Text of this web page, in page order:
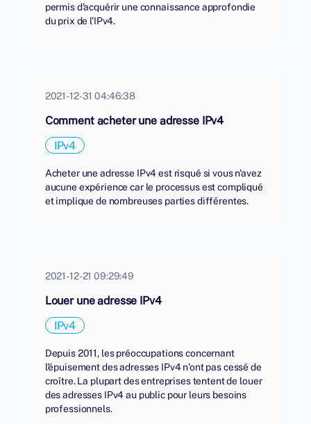
permis d'acquérir une connaissance approfondie
du prix de l'IPv4.
2021-12-31 04:46:38
Comment acheter une adresse IPv4
IPv4
Acheter une adresse IPv4 est risqué si vous n'avez
aucune expérience car le processus est compliqué
et implique de nombreuses parties différentes.
2021-12-21 09:29:49
Louer une adresse IPv4
IPv4
Depuis 2011, les préoccupations concernant
l'épuisement des adresses IPv4 n’ont pas cessé de
croître. La plupart des entreprises tentent de louer
des adresses IPv4 au public pour leurs besoins
professionnels.